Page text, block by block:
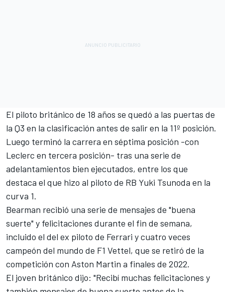
El piloto británico de 18 años se quedó a las puertas de
la Q3 en la clasificación antes de salir en la 11º posición.
Luego terminó la carrera en séptima posición -con
Leclerc en tercera posición- tras una serie de
adelantamientos bien ejecutados, entre los que
destaca el que hizo al piloto de RB Yuki Tsunoda en la
curva 1.
Bearman recibió una serie de mensajes de "buena
suerte" y felicitaciones durante el fin de semana,
incluido el del ex piloto de Ferrari y cuatro veces
campeón del mundo de F1 Vettel, que se retiró de la
competición con Aston Martin a finales de 2022.
El joven británico dijo: "Recibí muchas felicitaciones y